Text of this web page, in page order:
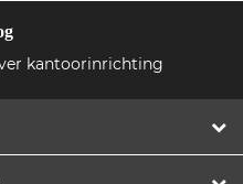
kantoorinrichting